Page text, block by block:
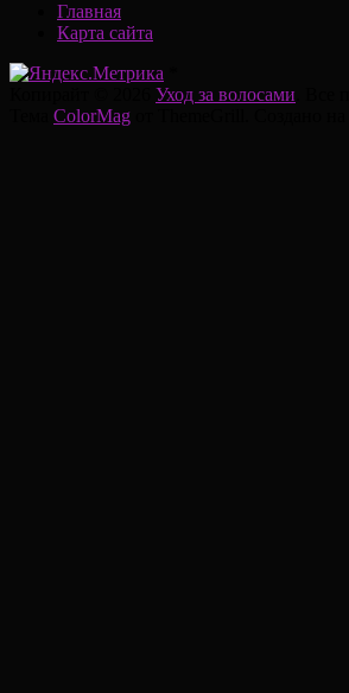
Главная
Карта сайта
Уход за волосами
ColorMag